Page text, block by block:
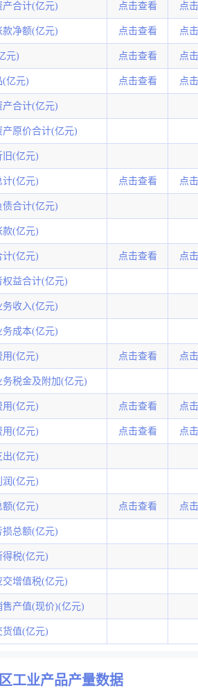
产合计(亿元) 点击查看 点
款净额(亿元) 点击查看 点
元) 点击查看 点
(亿元) 点击查看 点
产合计(亿元)
原价合计(亿元)
旧(亿元)
计(亿元) 点击查看 点
债合计(亿元)
款(亿元)
计(亿元) 点击查看 点
益合计(亿元)
务收入(亿元)
务成本(亿元)
用(亿元) 点击查看 点
税金及附加(亿元)
用(亿元) 点击查看 点
用(亿元) 点击查看 点
出(亿元)
润(亿元)
额(亿元) 点击查看 点
损总额(亿元)
得税(亿元)
增值税(亿元)
产值(现价)(亿元)
货值(亿元)
工业产品产量数据